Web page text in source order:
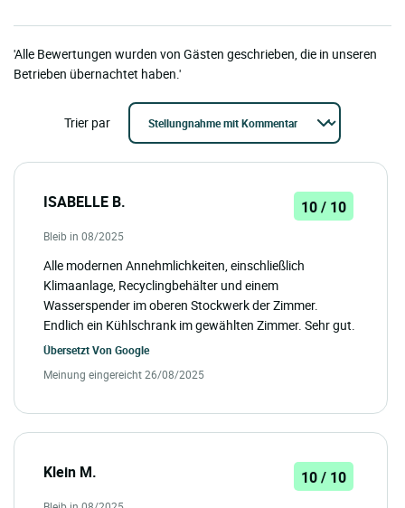
'Alle Bewertungen wurden von Gästen geschrieben, die in unseren
Betrieben übernachtet haben.'
Trier par
ISABELLE B. 10 / 10
Bleib in 08/2025
Alle modernen Annehmlichkeiten, einschließlich
Klimaanlage, Recyclingbehälter und einem
Wasserspender im oberen Stockwerk der Zimmer.
Endlich ein Kühlschrank im gewählten Zimmer. Sehr gut.
Übersetzt Von Google
Meinung eingereicht 26/08/2025
Klein M. 10 / 10